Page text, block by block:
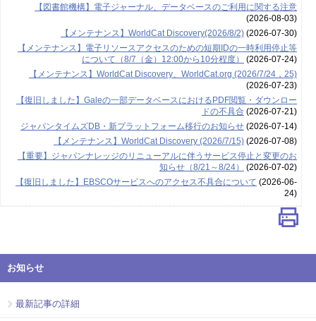
【図書館機構】電子ジャーナル、データベースのご利用に関する注意
(2026-08-03)
【メンテナンス】WorldCat Discovery(2026/8/2)(2026-07-30)
【メンテナンス】電子リソースアクセスのための短期IDの一時利用停止等
について（8/7（金）12:00から10分程度）
(2026-07-24)
【メンテナンス】WorldCat Discovery、WorldCat.org (2026/7/24，25)
(2026-07-23)
【復旧しました】Galeの一部データベースにおけるPDF閲覧・ダウンロー
ドの不具合 (2026-07-21)
ジャパンタイムズDB・新プラットフォーム移行のお知らせ(2026-07-14)
【メンテナンス】WorldCat Discovery (2026/7/15)(2026-07-08)
【重要】ジャパンナレッジのリニューアルに伴うサービス停止と変更のお
知らせ（8/21～8/24）
(2026-07-02)
【復旧しました】EBSCOサービスへのアクセス不具合について (2026-06-
24)
お知らせ
最新記事の詳細